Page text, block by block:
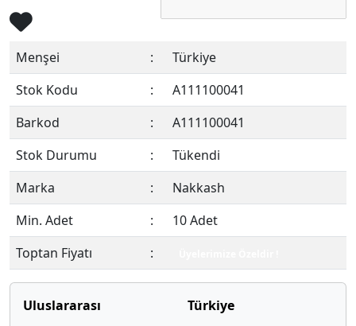
Menşei :
Türkiye
Stok Kodu
:
A111100041
Barkod
:
A111100041
Stok Durumu
:
Tükendi
Marka
:
Nakkash
Min. Adet
:
10 Adet
Toptan Fiyatı
:
Uluslararası
Türkiye